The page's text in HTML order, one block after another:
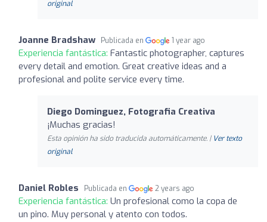
original
Joanne Bradshaw Publicada en 1 year ago
Experiencia fantástica: Fantastic photographer, captures
every detail and emotion. Great creative ideas and a
profesional and polite service every time.
Diego Dominguez, Fotografia Creativa
¡Muchas gracias!
Esta opinión ha sido traducida automáticamente. | Ver texto
original
Daniel Robles Publicada en 2 years ago
Experiencia fantástica: Un profesional como la copa de
un pino. Muy personal y atento con todos.